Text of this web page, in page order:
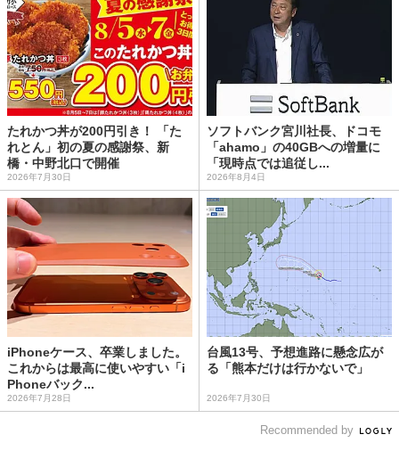
たれかつ丼が200円引き！ 「た
れとん」初の夏の感謝祭、新
橋・中野北口で開催
2026年7月30日
ソフトバンク宮川社長、ドコモ
「ahamo」の40GBへの増量に
「現時点では追従し...
2026年8月4日
iPhoneケース、卒業しました。
これからは最高に使いやすい「i
Phoneバック...
2026年7月28日
台風13号、予想進路に懸念広が
る「熊本だけは行かないで」
2026年7月30日
Recommended by